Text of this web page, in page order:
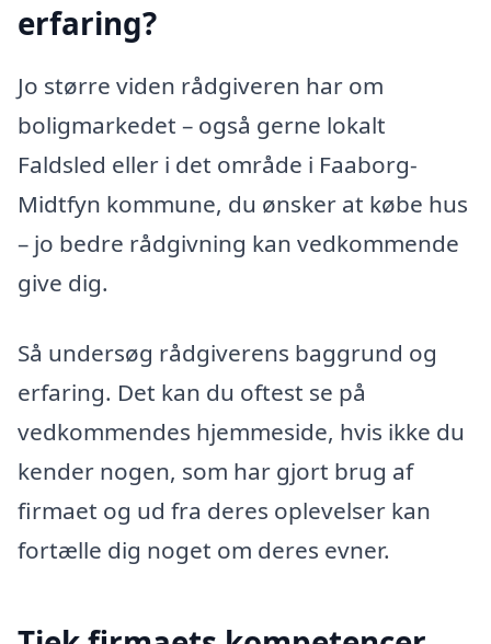
erfaring?
Jo større viden rådgiveren har om
boligmarkedet – også gerne lokalt
Faldsled eller i det område i Faaborg-
Midtfyn kommune, du ønsker at købe hus
– jo bedre rådgivning kan vedkommende
give dig.
Så undersøg rådgiverens baggrund og
erfaring. Det kan du oftest se på
vedkommendes hjemmeside, hvis ikke du
kender nogen, som har gjort brug af
firmaet og ud fra deres oplevelser kan
fortælle dig noget om deres evner.